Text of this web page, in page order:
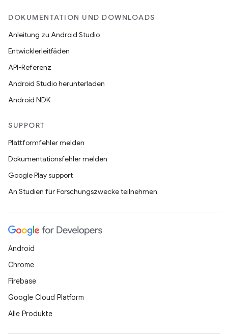
DOKUMENTATION UND DOWNLOADS
Anleitung zu Android Studio
Entwicklerleitfäden
API-Referenz
Android Studio herunterladen
Android NDK
SUPPORT
Plattformfehler melden
Dokumentationsfehler melden
Google Play support
An Studien für Forschungszwecke teilnehmen
Android
Chrome
Firebase
Google Cloud Platform
Alle Produkte